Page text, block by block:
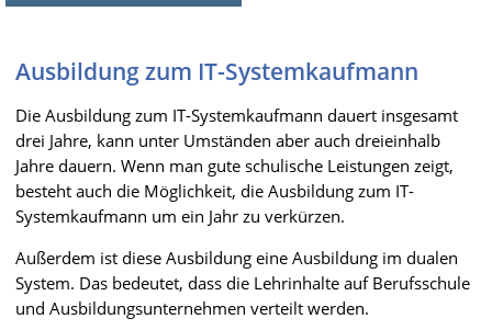
Ausbildung zum IT-Systemkaufmann
Die Ausbildung zum IT-Systemkaufmann dauert insgesamt
drei Jahre, kann unter Umständen aber auch dreieinhalb
Jahre dauern. Wenn man gute schulische Leistungen zeigt,
besteht auch die Möglichkeit, die Ausbildung zum IT-
Systemkaufmann um ein Jahr zu verkürzen.
Außerdem ist diese Ausbildung eine Ausbildung im dualen
System. Das bedeutet, dass die Lehrinhalte auf Berufsschule
und Ausbildungsunternehmen verteilt werden.